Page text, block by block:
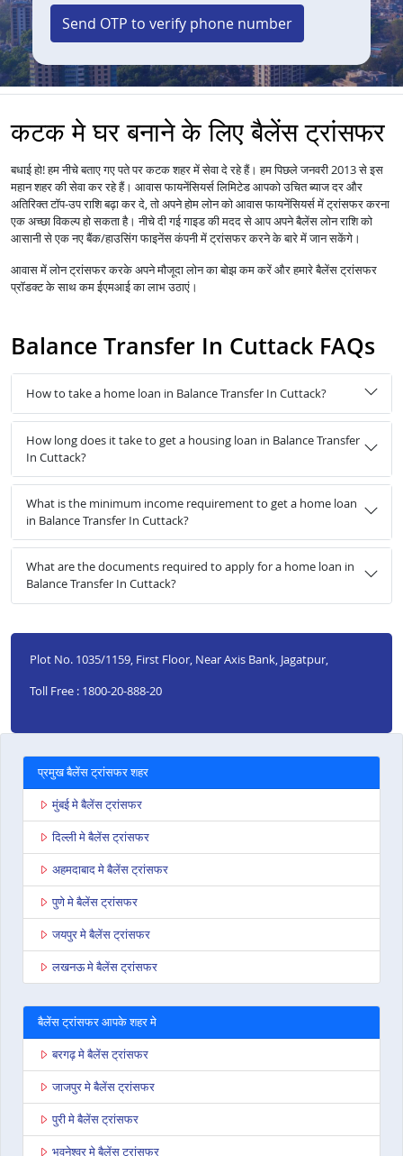
Send OTP to verify phone number
कटक मे घर बनाने के लिए बैलेंस ट्रांसफर
बधाई हो! हम नीचे बताए गए पते पर कटक शहर में सेवा दे रहे हैं। हम पिछले जनवरी 2013 से इस
महान शहर की सेवा कर रहे हैं। आवास फायनेंसियर्स लिमिटेड आपको उचित ब्याज दर और
अतिरिक्त टॉप-उप राशि बढ़ा कर दे, तो अपने होम लोन को आवास फायनेंसियर्स में ट्रांसफर करना
एक अच्छा विकल्प हो सकता है। नीचे दी गई गाइड की मदद से आप अपने बैलेंस लोन राशि को
आसानी से एक नए बैंक/हाउसिंग फाइनेंस कंपनी में ट्रांसफर करने के बारे में जान सकेंगे।
आवास मेंलोनट्रांसफर करके अपने मौजूदा लोन का बोझ कम करें और हमारे बैलेंस ट्रांसफर
प्रॉडक्ट के साथ कम ईएमआई का लाभ उठाएं।
Balance Transfer In Cuttack FAQs
How to take a home loan in Balance Transfer In Cuttack?
How long does it take to get a housing loan in Balance Transfer
In Cuttack?
What is the minimum income requirement to get a home loan
in Balance Transfer In Cuttack?
What are the documents required to apply for a home loan in
Balance Transfer In Cuttack?
Plot No. 1035/1159, First Floor, Near Axis Bank, Jagatpur,
Toll Free : 1800-20-888-20
प्रमुख बैलेंस ट्रांसफर शहर
मुंबई मे बैलेंस ट्रांसफर
दिल्ली मे बैलेंस ट्रांसफर
अहमदाबाद मे बैलेंस ट्रांसफर
पुणे मे बैलेंस ट्रांसफर
जयपुर मे बैलेंस ट्रांसफर
लखनऊ मे बैलेंस ट्रांसफर
बैलेंस ट्रांसफर आपके शहर मे
बरगढ़ मे बैलेंस ट्रांसफर
जाजपुर मे बैलेंस ट्रांसफर
पुरी मे बैलेंस ट्रांसफर
भुवनेश्वर मे बैलेंस ट्रांसफर